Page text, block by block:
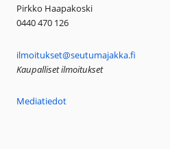
Pirkko Haapakoski
0440 470 126
ilmoitukset@seutumajakka.fi
Kaupalliset ilmoitukset
Mediatiedot